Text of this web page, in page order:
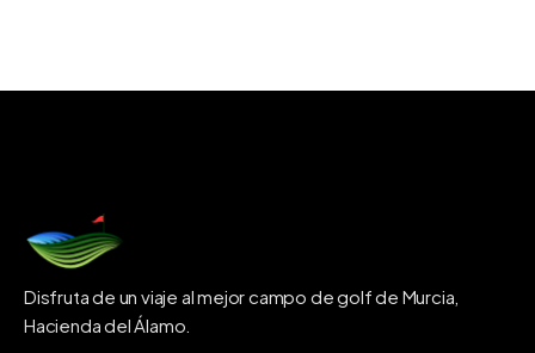
Disfruta de un viaje al mejor campo de golf de Murcia,
Hacienda del Álamo.